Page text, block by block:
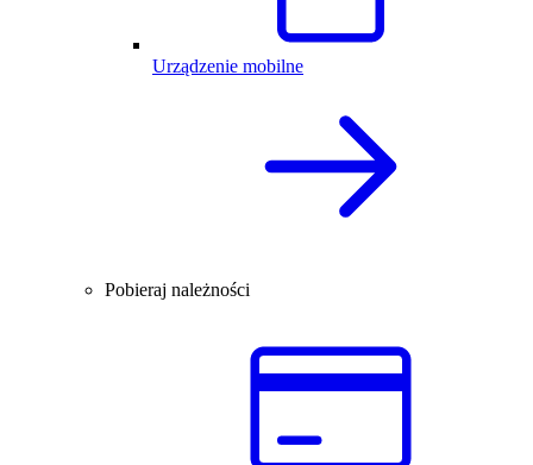
Urządzenie mobilne
Pobieraj należności